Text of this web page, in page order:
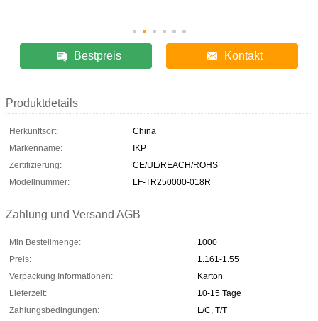
Bestpreis Kontakt
Produktdetails
Herkunftsort:
China
Markenname:
IKP
Zertifizierung:
CE/UL/REACH/ROHS
Modellnummer:
LF-TR250000-018R
Zahlung und Versand AGB
Min Bestellmenge:
1000
Preis:
1.161-1.55
Verpackung Informationen:
Karton
Lieferzeit:
10-15 Tage
Zahlungsbedingungen:
L/C, T/T